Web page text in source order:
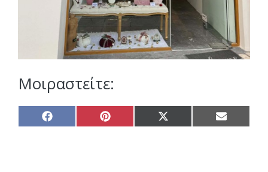
Μοιραστείτε:
Share
on
Share
on
Share
on
Share
on